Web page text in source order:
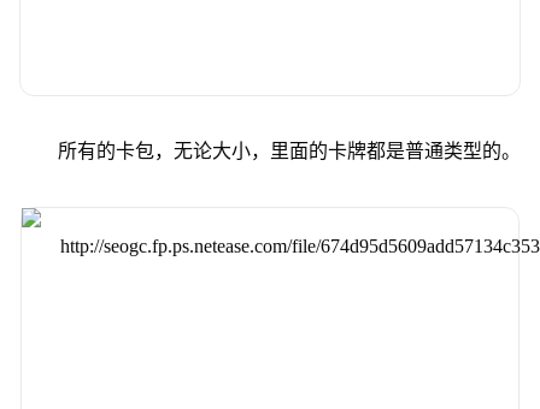
所有的卡包，无论大小，里面的卡牌都是普通类型的。